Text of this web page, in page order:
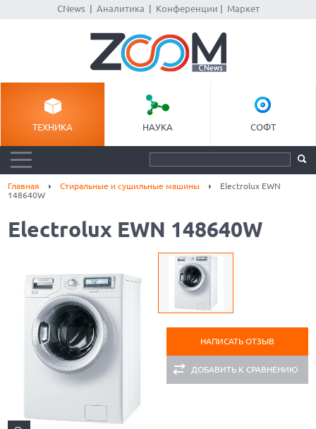
CNews| Аналитика Конференции Маркет
ТЕХНИКА НАУКА СОФТ
Главная Стиральные и сушильные машины
Electrolux EWN
148640W
Electrolux EWN 148640W
НАПИСАТЬ ОТЗЫВ
ДОБАВИТЬ К СРАВНЕНИЮ